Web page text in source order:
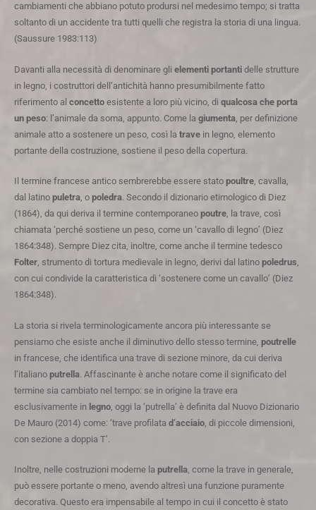
cambiamenti che abbiano potuto prodursi nel medesimo tempo; si tratta
soltanto di un accidente tra tutti quelli che registra la storia di una lingua.
(Saussure 1983:113)
Davanti alla necessità di denominare gli elementi portanti delle strutture
in legno, i costruttori dell’antichità hanno presumibilmente fatto
riferimento al concetto esistente a loro più vicino, di qualcosa che porta
un peso: l’animale da soma, appunto. Come la giumenta , per definizione
animale atto a sostenere un peso, così la trave in legno, elemento
portante della costruzione, sostiene il peso della copertura.
Il termine francese antico sembrerebbe essere stato poultre, cavalla,
dal latino puletra, o poledra. Secondo il dizionario etimologico di Diez
(1864), da qui deriva il termine contemporaneo poutre, la trave, così
chiamata ‘perché sostiene un peso, come un ‘cavallo di legno’ (Diez
1864:348). Sempre Diez cita, inoltre, come anche il termine tedesco
Folter, strumento di tortura medievale in legno, derivi dal latino poledrus,
con cui condivide la caratteristica di ‘sostenere come un cavallo’ (Diez
1864:348).
La storia si rivela terminologicamente ancora più interessante se
pensiamo che esiste anche il diminutivo dello stesso termine, poutrelle
in francese, che identifica una trave di sezione minore, da cui deriva
l’italiano putrella. Affascinante è anche notare come il significato del
termine sia cambiato nel tempo: se in origine la trave era
esclusivamente in legno , oggi la ‘putrella’ è definita dal Nuovo Dizionario
De Mauro (2014) come: ‘trave profilata d’acciaio , di piccole dimensioni,
con sezione a doppia T’.
Inoltre, nelle costruzioni moderne la putrella , come la trave in generale,
può essere portante o meno, avendo altresì una funzione puramente
decorativa. Questo era impensabile al tempo in cui il concetto è stato